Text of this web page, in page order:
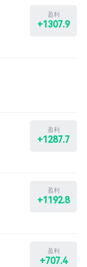
盈利
+1307.9
盈利
+1287.7
盈利
+1192.8
盈利
+707.4